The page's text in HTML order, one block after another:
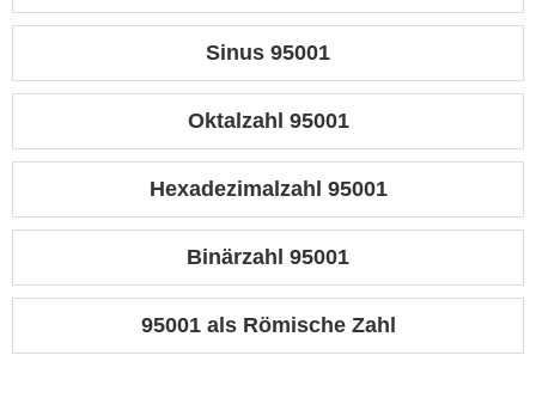
Sinus 95001
Oktalzahl 95001
Hexadezimalzahl 95001
Binärzahl 95001
95001 als Römische Zahl